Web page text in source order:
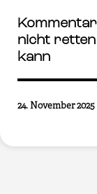
nicht
kann
24. November 2025